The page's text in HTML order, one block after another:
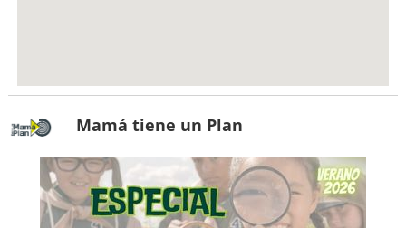
Mamá tiene un Plan